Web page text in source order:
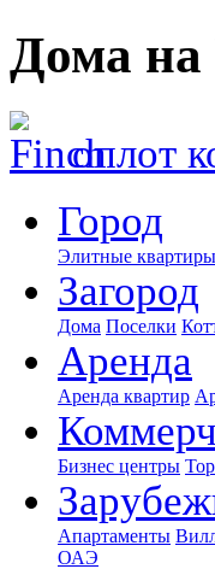
Дома на
оплот
Город
Элитные квартиры
Загород
Дома Поселки
Аренда
Аренда квартир
Бизнес центры
Апартаменты
ОАЭ